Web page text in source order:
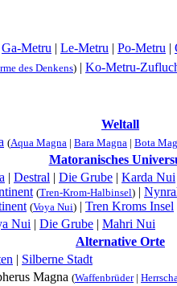
Ga-Metru | Le-Metru | Po-Metru |
des Denkens) | Ko-Metru-
Weltall
(Aqua Magna | Bara Magna | Bota
Matoranisches
| Destral | Die Grube | Karda Nui
(Tren-Krom-Halbinsel) |
(Voya Nui) | Tren Kroms Insel
Nui | Die Grube | Mahri Nui
Alternative Orte
| Silberne Stadt
Magna (Waffenbrüder|